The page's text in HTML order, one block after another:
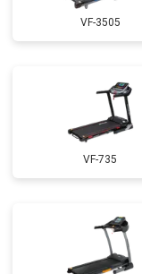
VF-3505
VF-735